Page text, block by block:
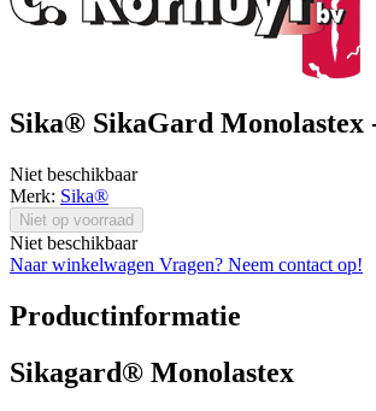
Sika® SikaGard
Niet beschikbaar
Merk: Sika®
Niet op voorraad
Niet beschikbaar
Naar winkelwagen Vragen? Neem contact op!
Productinformatie
Sikagard® Monolastex